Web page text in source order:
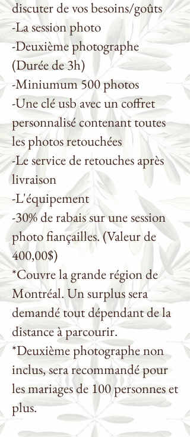
discuter de vos besoins/goûts
-La session photo
-Deuxième photographe
(Durée de 3h)
-Miniumum 500 photos
-Une clé usb avec un coffret
personnalisé contenant toutes
les photos retouchées
-Le service de retouches après
livraison
-L'équipement
-30% de rabais sur une session
photo fiançailles. (Valeur de
400,00$)
*Couvre la grande région de
Montréal. Un surplus sera
demandé tout dépendant de la
distance à parcourir.
*Deuxième photographe non
inclus, sera recommandé pour
les mariages de 100 personnes et
plus.